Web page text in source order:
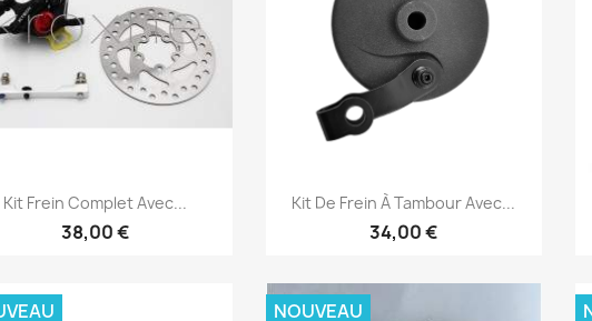
Aperçu rapide
Kit Frein Complet Avec...
38,00 €
Aperçu rapide
Kit De Frein À Tambour Avec...
34,00 €
NOUVEAU